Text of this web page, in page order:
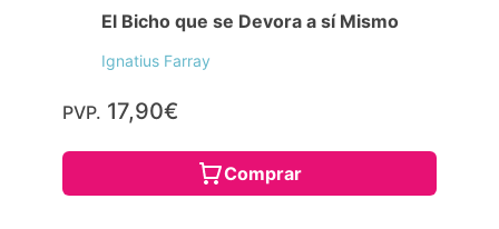
El Bicho que se Devora a sí Mismo
Ignatius Farray
PVP. 17,90€
Comprar